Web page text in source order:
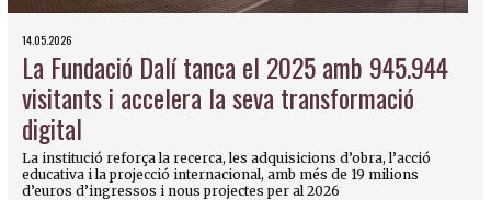
14.05.2026
La Fundació Dalí tanca el 2025 amb 945.944
visitants i accelera la seva transformació
digital
La institució reforça la recerca, les adquisicions d’obra, l’acció
educativa i la projecció internacional, amb més de 19 milions
d’euros d’ingressos i nous projectes per al 2026